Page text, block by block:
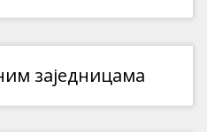
заједницама